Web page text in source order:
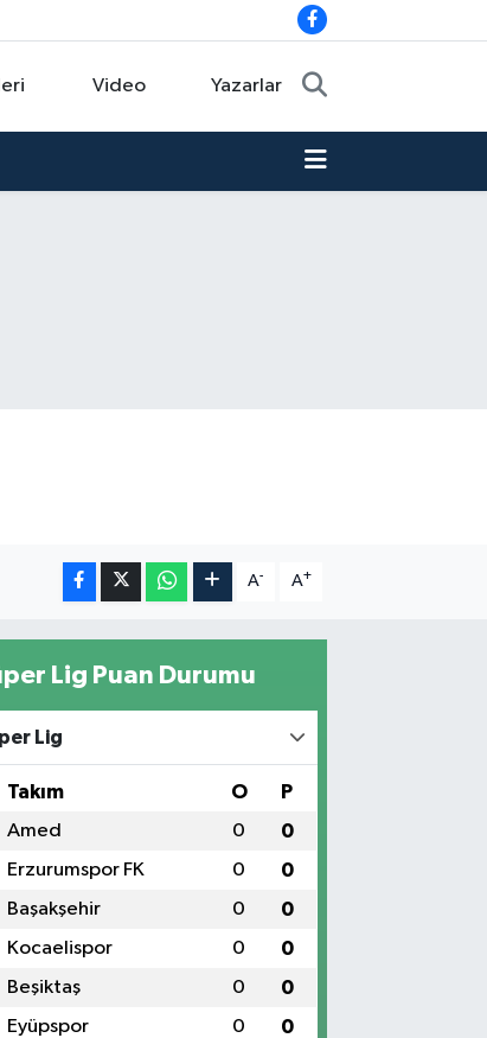
Video Yazarlar
A- A+
Lig Puan Durumu
Lig
Takım O P
Amed 0 0
Erzurumspor FK 0 0
Başakşehir 0 0
Kocaelispor 0 0
Beşiktaş 0 0
Eyüpspor 0 0